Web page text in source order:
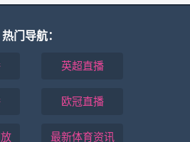
热门导航：
英超直播
欧冠直播
最新体育资讯